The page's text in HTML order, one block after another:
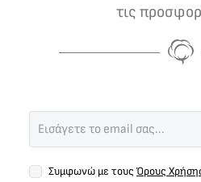
τις
Συμφωνώ με τους Όρους